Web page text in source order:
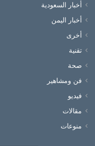
أخبار السعودية
أخبار اليمن
أخرى
تقنية
صحة
فن ومشاهير
فيديو
مقالات
منوعات